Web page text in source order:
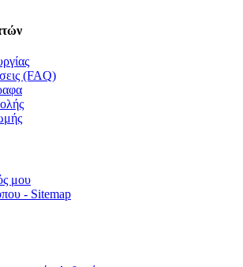
(FAQ)
μου
- Sitemap